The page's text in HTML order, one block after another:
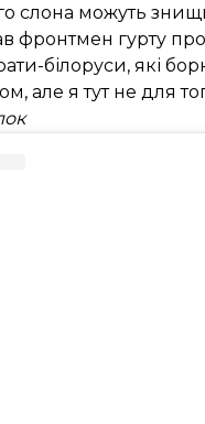
слона можуть
фронтмен гурту про
білоруси, які
але я тут не для